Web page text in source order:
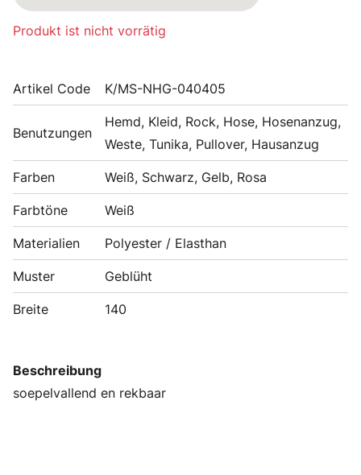
Produkt ist nicht vorrätig
Artikel Code K/MS-NHG-040405
Benutzungen
Hemd, Kleid, Rock, Hose, Hosenanzug,
Weste, Tunika, Pullover, Hausanzug
Farben Weiß, Schwarz, Gelb, Rosa
Farbtöne Weiß
Materialien Polyester / Elasthan
Muster Geblüht
Breite 140
Beschreibung
soepelvallend en rekbaar